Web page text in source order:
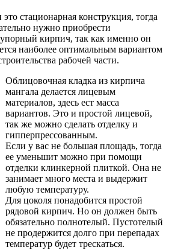
это стационарная конструкция, тогда
нужно приобрести
кирпич, так как именно он
наиболее оптимальным вариантом
рабочей части.
Облицовочная кладка из кирпича
мангала делается лицевым
материалов, здесь ест масса
вариантов. Это и простой лицевой,
так же можно сделать отделку и
гипперпрессованным.
Если у вас не большая площадь, тогда
ее уменьшит можно при помощи
отделки клинкерной плиткой. Она не
занимает много места и выдержит
любую температуру.
Для цоколя понадобится простой
рядовой кирпич. Но он должен быть
обязательно полнотелый. Пустотелый
не продержится долго при перепадах
температур будет трескаться.